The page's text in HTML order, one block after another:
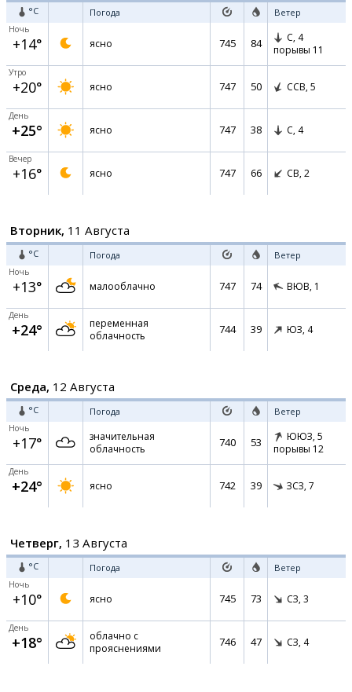
°C Погода Ветер
Ночь
+14° ясно 745 84 С, 4
порывы 11
Утро
+20° ясно 747 50 ССВ, 5
День
+25° ясно 747 38 С, 4
Вечер
+16° ясно 747 66 СВ, 2
Вторник, 11 Августа
°C Погода Ветер
Ночь
+13° малооблачно 747 74 ВЮВ, 1
День
+24°
переменная
облачность
744 39 ЮЗ, 4
Среда, 12 Августа
°C Погода Ветер
Ночь
+17°
значительная
облачность
740 53 ЮЮЗ, 5
порывы 12
День
+24° ясно 742 39 ЗСЗ, 7
Четверг, 13 Августа
°C Погода Ветер
Ночь
+10° ясно 745 73 СЗ, 3
День
+18°
облачно с
прояснениями
746 47 СЗ, 4